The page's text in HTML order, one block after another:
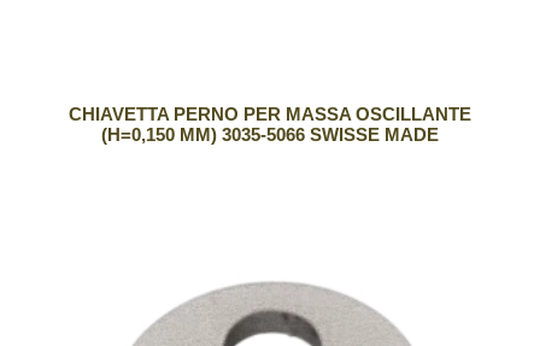
CHIAVETTA PERNO PER MASSA OSCILLANTE
(H=0,150 MM) 3035-5066 SWISSE MADE